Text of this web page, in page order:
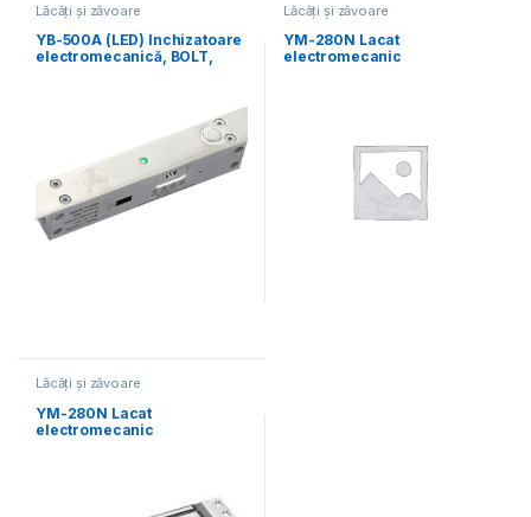
Lăcăți și zăvoare
electromecanice
YB-500A (LED) Inchizatoare
electromecanică, BOLT,
Lăcăți și zăvoare
electromecanice
YM-280N Lacat
electromecanic
Lăcăți și zăvoare
electromecanice
YM-280N Lacat
electromecanic